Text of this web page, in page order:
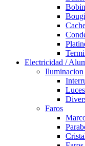
Electricidad /
Iluminacion
Faros